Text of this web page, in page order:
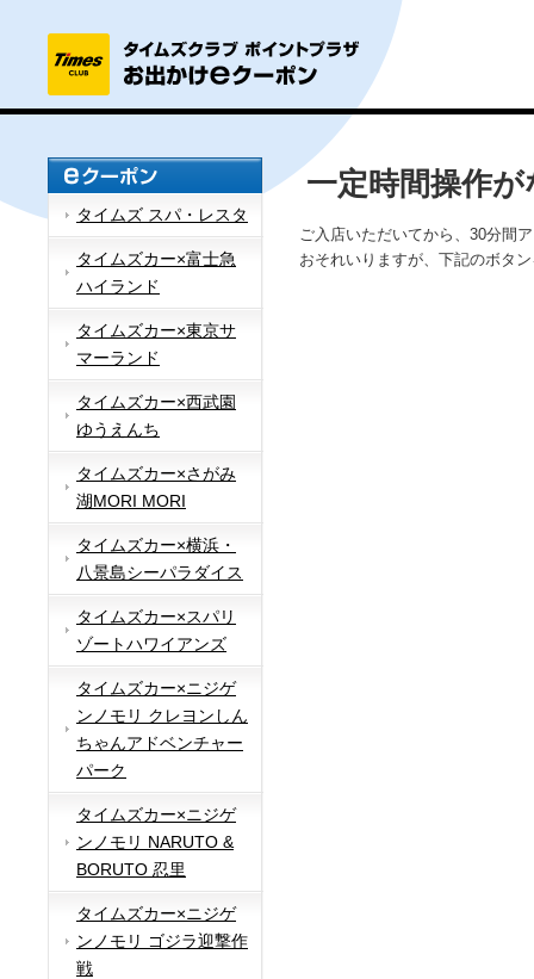
タイムズ スパ・レスタ
タイムズカー×富士急
ハイランド
タイムズカー×東京サ
マーランド
タイムズカー×西武園
ゆうえんち
タイムズカー×さがみ
湖MORI MORI
タイムズカー×横浜・
八景島シーパラダイス
タイムズカー×スパリ
ゾートハワイアンズ
タイムズカー×ニジゲ
ンノモリ クレヨンしん
ちゃんアドベンチャー
パーク
タイムズカー×ニジゲ
ンノモリ NARUTO &
BORUTO 忍里
タイムズカー×ニジゲ
ンノモリ ゴジラ迎撃作
戦
一定時間操作
ご入店いただいてから、30分間
おそれいりますが、下記のボタ